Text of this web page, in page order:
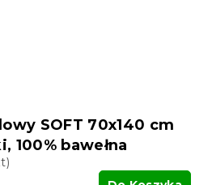
SOFT 70x140 cm
100% bawełna